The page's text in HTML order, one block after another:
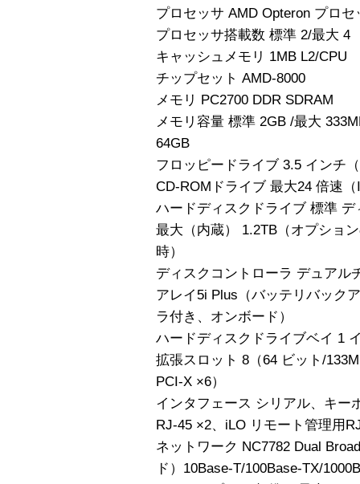
プロセッサ AMD Opteron プロ
プロセッサ搭載数 標準 2/最大 4
キャッシュメモリ 1MB L2/CPU
チップセット AMD-8000
メモリ PC2700 DDR SDRAM
メモリ容量 標準 2GB /最大
64GB
フロッピードライブ 3.5 インチ
CD-ROMドライブ 最大24 倍速
ハードディスクドライブ 標準 デ
最大（内蔵） 1.2TB（オプショ
時）
ディスクコントローラ デュアル
アレイ5i Plus（バッテリバック
ラ付き、オンボード）
ハードディスクドライブベイ 1
拡張スロット 8（64 ビット/
PCI-X ×6）
インタフェース シリアル、キー
RJ-45 ×2、iLO リモート管理用
ネットワーク NC7782 Dual
ド）10Base-T/100Base-TX/